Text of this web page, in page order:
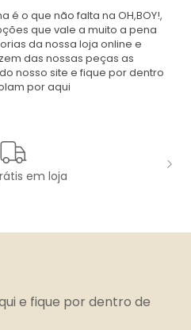
é o que não falta na OH,BOY!,
que vale a muito a pena
da nossa loja online e
das nossas peças as
nosso site e fique por dentro
por aqui
em loja
e fique por dentro de